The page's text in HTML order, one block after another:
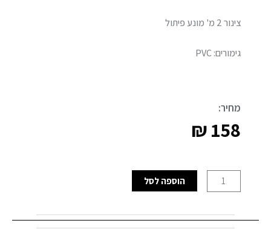
צינור 2 מ' מונע פיתול
גימורים: PVC
מחיר:
₪158
של
2
הוספה לסל